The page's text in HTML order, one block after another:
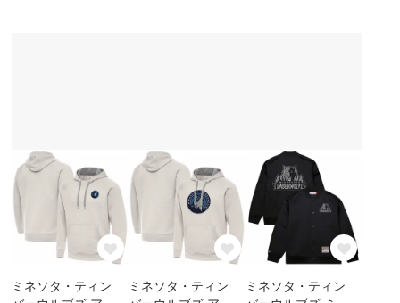
ミネソタ・ティン
ミネソタ・ティン
ミネソタ・ティン